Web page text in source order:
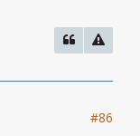
#86